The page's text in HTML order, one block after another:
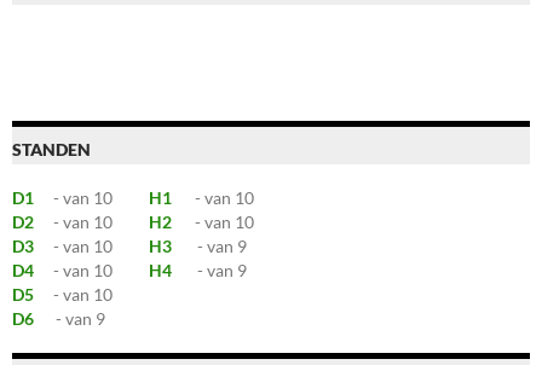
STANDEN
D1 - van 10 H1
- van 10
D2
- van 10 H2
- van 10
D3
- van 10 H3
- van 9
D4
- van 10 H4
- van 9
D5
- van 10
D6
- van 9